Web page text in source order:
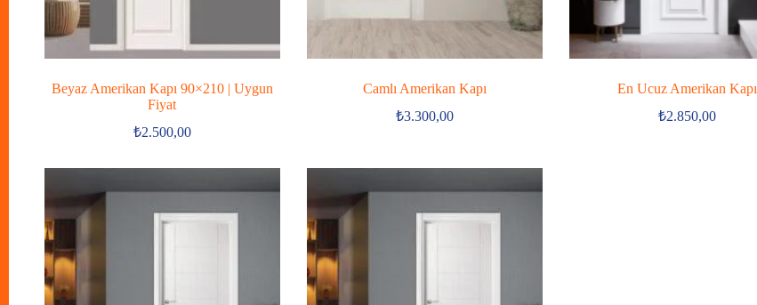
Beyaz Amerikan Kapı 90×210 | Uygun
Fiyat
₺2.500,00
Camlı Amerikan Kapı
₺3.300,00
En Ucuz Amerikan Kapı
₺2.850,00